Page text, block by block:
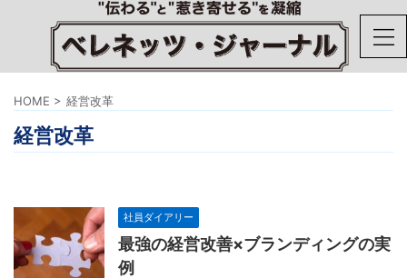
HOME > 経営改革
経営改革
社員ダイアリー
最強の経営改善×ブランディングの実
例